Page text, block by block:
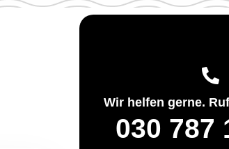
Wir helfen gerne.
030 787